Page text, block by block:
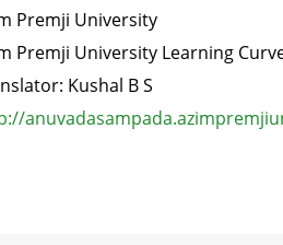
Premji University
Premji University Learning
Kushal B S